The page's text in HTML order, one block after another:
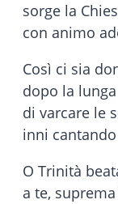
sorge la
con animo
Così ci sia
dopo la
di varcare le
inni
O Trinità
a te,